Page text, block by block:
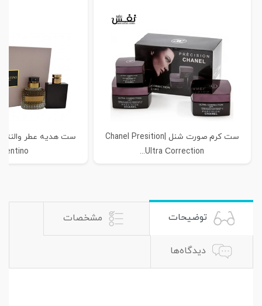
ست کرم صورت شنل |Chanel Presition
Ultra Сorrection...
توضیحات مشخصات
دیدگاه‌ها